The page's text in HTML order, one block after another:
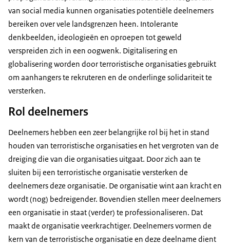
van social media kunnen organisaties potentiële deelnemers
bereiken over vele landsgrenzen heen. Intolerante
denkbeelden, ideologieën en oproepen tot geweld
verspreiden zich in een oogwenk. Digitalisering en
globalisering worden door terroristische organisaties gebruikt
om aanhangers te rekruteren en de onderlinge solidariteit te
versterken.
Rol deelnemers
Deelnemers hebben een zeer belangrijke rol bij het in stand
houden van terroristische organisaties en het vergroten van de
dreiging die van die organisaties uitgaat. Door zich aan te
sluiten bij een terroristische organisatie versterken de
deelnemers deze organisatie. De organisatie wint aan kracht en
wordt (nog) bedreigender. Bovendien stellen meer deelnemers
een organisatie in staat (verder) te professionaliseren. Dat
maakt de organisatie veerkrachtiger. Deelnemers vormen de
kern van de terroristische organisatie en deze deelname dient